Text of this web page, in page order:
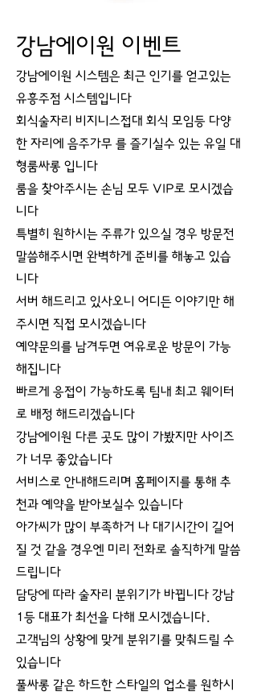
강남에이원 이벤트
강남에이원 시스템은 최근 인기를 얻고있는
유흥주점 시스템입니다
회식술자리 비지니스접대 회식 모임등 다양
한 자리에 음주가무 를 즐기실수 있는 유일 대
형룸싸롱 입니다
룸을 찾아주시는 손님 모두 VIP로 모시겠습
니다
특별히 원하시는 주류가 있으실 경우 방문전
말씀해주시면 완벽하게 준비를 해놓고 있습
니다
서버 해드리고 있사오니 어디든 이야기만 해
주시면 직접 모시겠습니다
예약문의를 남겨두면 여유로운 방문이 가능
해집니다
빠르게 응접이 가능하도록 팀내 최고 웨이터
로 배정 해드리겠습니다
강남에이원 다른 곳도 많이 가봤지만 사이즈
가 너무 좋았습니다
서비스로 안내해드리며 홈페이지를 통해 추
천과 예약을 받아보실수 있습니다
아가씨가 많이 부족하거 나 대기시간이 길어
질 것 같을 경우엔 미리 전화로 솔직하게 말씀
드립니다
담당에 따라 술자리 분위기가 바뀝니다 강남
1등 대표가 최선을 다해 모시겠습니다.
고객님의 상황에 맞게 분위기를 맞춰드릴 수
있습니다
풀싸롱 같은 하드한 스타일의 업소를 원하시